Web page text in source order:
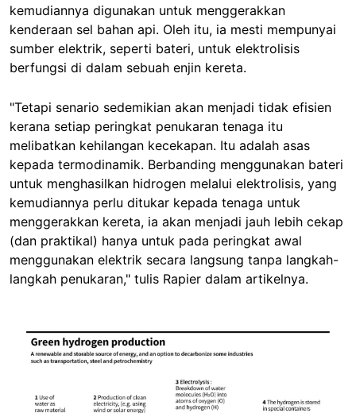
kemudiannya digunakan untuk menggerakkan
kenderaan sel bahan api. Oleh itu, ia mesti mempunyai
sumber elektrik, seperti bateri, untuk elektrolisis
berfungsi di dalam sebuah enjin kereta.
"Tetapi senario sedemikian akan menjadi tidak efisien
kerana setiap peringkat penukaran tenaga itu
melibatkan kehilangan kecekapan. Itu adalah asas
kepada termodinamik. Berbanding menggunakan bateri
untuk menghasilkan hidrogen melalui elektrolisis, yang
kemudiannya perlu ditukar kepada tenaga untuk
menggerakkan kereta, ia akan menjadi jauh lebih cekap
(dan praktikal) hanya untuk pada peringkat awal
menggunakan elektrik secara langsung tanpa langkah-
langkah penukaran," tulis Rapier dalam artikelnya.
Image